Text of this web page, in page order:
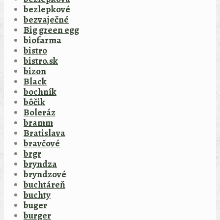
bezlepkové
bezvaječné
Big green egg
biofarma
bistro
bistro.sk
bizon
Black
bochník
bôčik
Boleráz
bramm
Bratislava
bravčové
brgr
bryndza
bryndzové
buchtáreň
buchty
buger
burger